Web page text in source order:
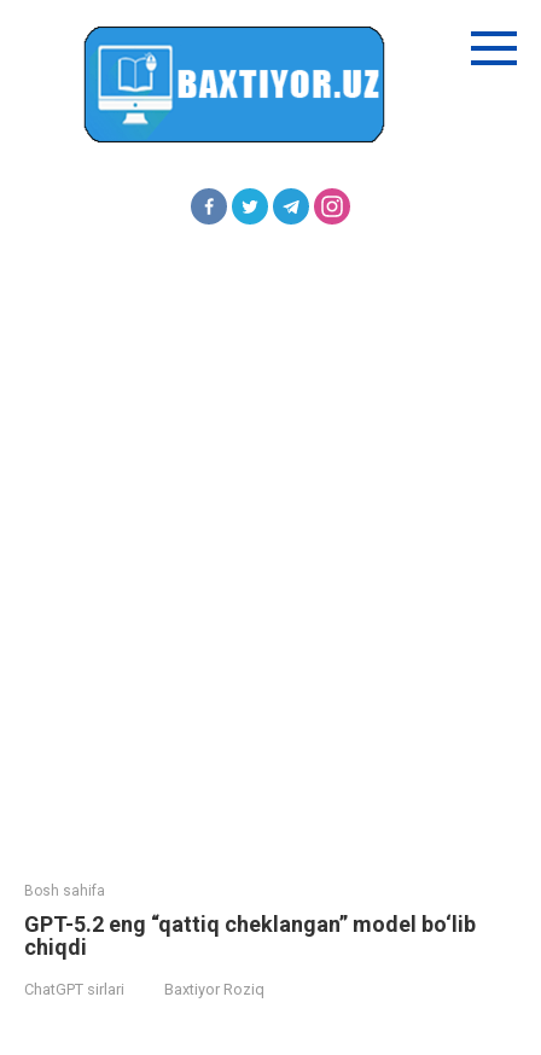
Bosh sahifa
GPT-5.2 eng “qattiq cheklangan” model bo‘lib
chiqdi
ChatGPT sirlari Baxtiyor Roziq